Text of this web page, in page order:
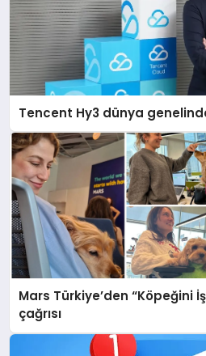
Tencent Hy3 dünya
Mars Türkiye’den “Köpeğini
çağrısı